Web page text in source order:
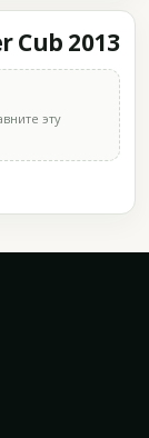
Cub 2013
эту